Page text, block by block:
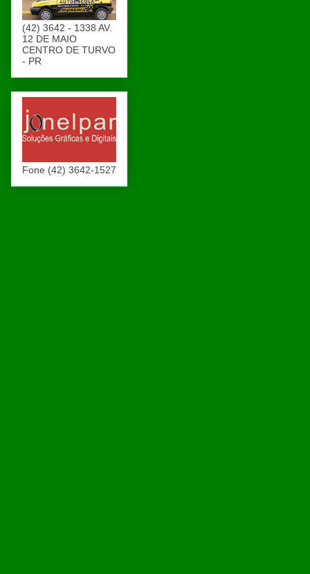
(42) 3642 - 1338 AV.
12 DE MAIO
CENTRO DE TURVO
- PR
Fone (42) 3642-1527